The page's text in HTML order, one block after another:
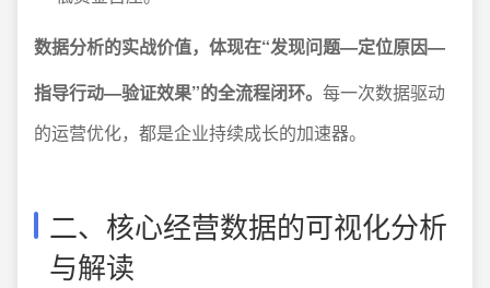
数据分析的实战价值，体现在“发现问题—定位原因—
指导行动—验证效果”的全流程闭环。 每一次数据驱动
的运营优化，都是企业持续成长的加速器。
二、核心经营数据的可视化分析
与解读